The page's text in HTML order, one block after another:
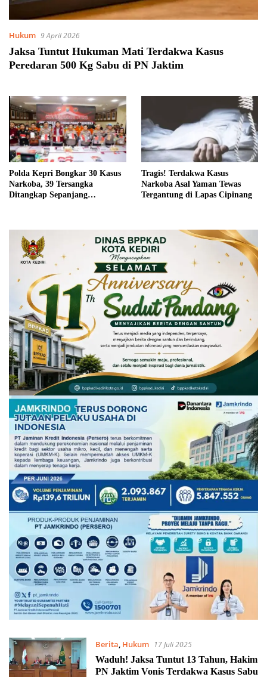
Hukum 9 April 2026
Jaksa Tuntut Hukuman Mati Terdakwa Kasus
Peredaran 500 Kg Sabu di PN Jaktim
Polda Kepri Bongkar 30 Kasus
Narkoba, 39 Tersangka
Ditangkap Sepanjang
Tragis! Terdakwa Kasus
Narkoba Asal Yaman Tewas
Tergantung di Lapas Cipinang
Berita, Hukum
17 Juli 2025
Waduh! Jaksa Tuntut 13 Tahun, Hakim
PN Jaktim Vonis Terdakwa Kasus Sabu